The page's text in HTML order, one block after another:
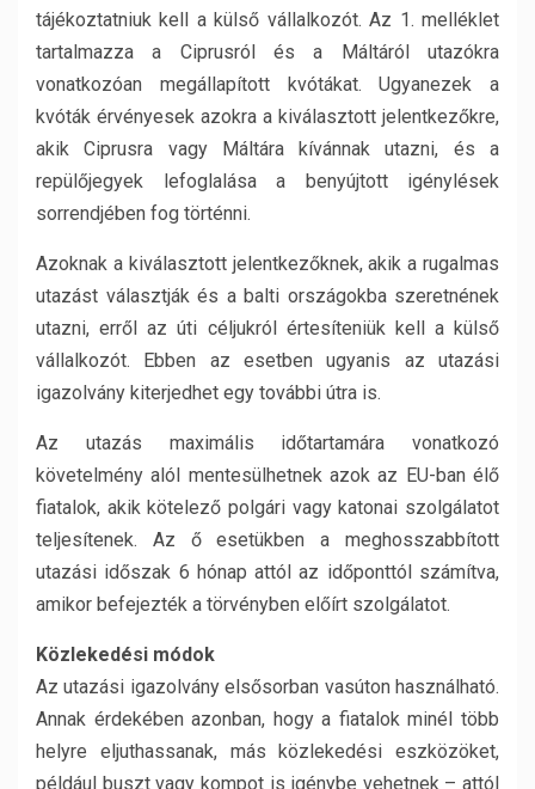
tájékoztatniuk kell a külső vállalkozót. Az 1. melléklet
tartalmazza a Ciprusról és a Máltáról utazókra
vonatkozóan megállapított kvótákat. Ugyanezek a
kvóták érvényesek azokra a kiválasztott jelentkezőkre,
akik Ciprusra vagy Máltára kívánnak utazni, és a
repülőjegyek lefoglalása a benyújtott igénylések
sorrendjében fog történni.
Azoknak a kiválasztott jelentkezőknek, akik a rugalmas
utazást választják és a balti országokba szeretnének
utazni, erről az úti céljukról értesíteniük kell a külső
vállalkozót. Ebben az esetben ugyanis az utazási
igazolvány kiterjedhet egy további útra is.
Az utazás maximális időtartamára vonatkozó
követelmény alól mentesülhetnek azok az EU-ban élő
fiatalok, akik kötelező polgári vagy katonai szolgálatot
teljesítenek. Az ő esetükben a meghosszabbított
utazási időszak 6 hónap attól az időponttól számítva,
amikor befejezték a törvényben előírt szolgálatot.
Közlekedési módok
Az utazási igazolvány elsősorban vasúton használható.
Annak érdekében azonban, hogy a fiatalok minél több
helyre eljuthassanak, más közlekedési eszközöket,
például buszt vagy kompot is igénybe vehetnek – attól